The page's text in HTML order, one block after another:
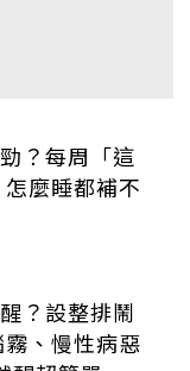
？每周「這
麼睡都補不
？設整排鬧
、慢性病惡